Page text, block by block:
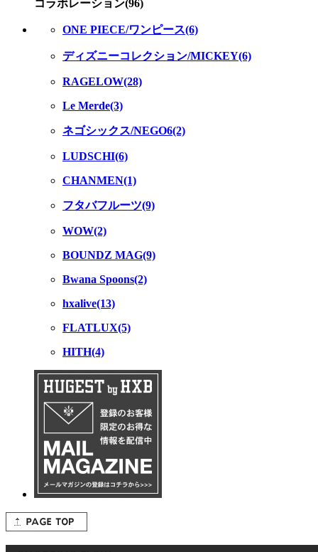
コラボレーション(96)
ONE PIECE/ワンピース(6)
ディズニーコレクション/MICKEY(6)
RAGELOW(28)
Le Merde(3)
ネゴシックス/NEGO6(2)
LUDSCHI(6)
CHANMEN(1)
フタバフルーツ(9)
WOW(2)
BOUNDZ MAG(9)
Bwana Spoons(2)
hxalive(13)
FLATLUX(5)
HITH(4)